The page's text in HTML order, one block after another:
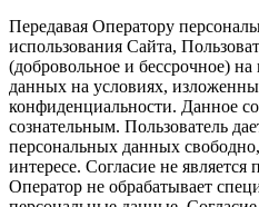
Передавая Оператору
использования Сайта,
(добровольное и бессрочное)
данных на условиях,
конфиденциальности. Данное
сознательным. Пользователь
персональных данных
интересе. Согласие не
Оператор не обрабатывает